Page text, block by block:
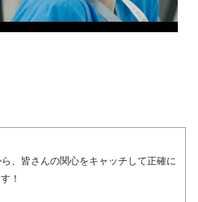
、皆さんの関心をキャッチして正確に
！